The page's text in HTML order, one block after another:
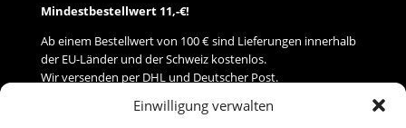
Einwilligung verwalten
Mindestbestellwert 11,-€!
Ab einem Bestellwert von 100 € sind Lieferungen innerhalb
der EU-Länder und der Schweiz kostenlos.
Wir versenden per DHL und Deutscher Post.